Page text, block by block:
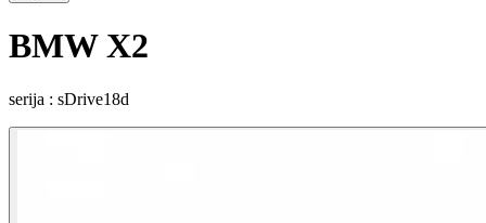
BMW X2
serija : sDrive18d